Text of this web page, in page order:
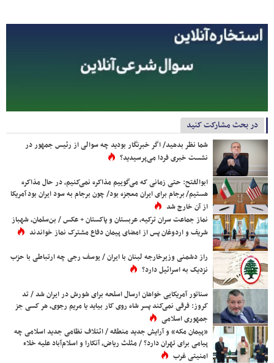
در بحث مشارکت کنید
شما نظر بدهید/ اگر خبرنگار بودید چه سوالی از رئیس جمهور در
نشست خبری فردا می‌پرسیدید؟
ابوالفتح: حتی زمانی که می‌گوییم مذاکره نمی‌کنیم، در حال مذاکره
هستیم/ برجام برای ایران معجزه بود/ چون برجام به سود ایران بود آمریکا
از آن خارج شد
نماز جماعت سران ترکیه، عربستان و پاکستان + عکس / بن‌سلمان، شهباز
شریف و اردوغان پس از امضای پیمان دفاع مشترک نماز خواندند
راز دشمنی وزیرخارجه لبنان با ایران / یوسف رجی چه ارتباطی با حزب
نزدیک به اسرائیل دارد؟
سناتور آمریکایی خواهان ارسال اسلحه برای شورش در ایران شد / تد
کروز: فرقی نمی‌کند پسر شاه روی کار بیاید یا مریم رجوی، هر کسی جز
جمهوری اسلامی
«پیمان مکه» و آرایش جدید منطقه / ائتلاف نظامی جدید اسلامی چه
پیامی برای تهران دارد؟ / مثلث ریاض، آنکارا و اسلام‌آباد علیه خلاء
امنیتی غرب